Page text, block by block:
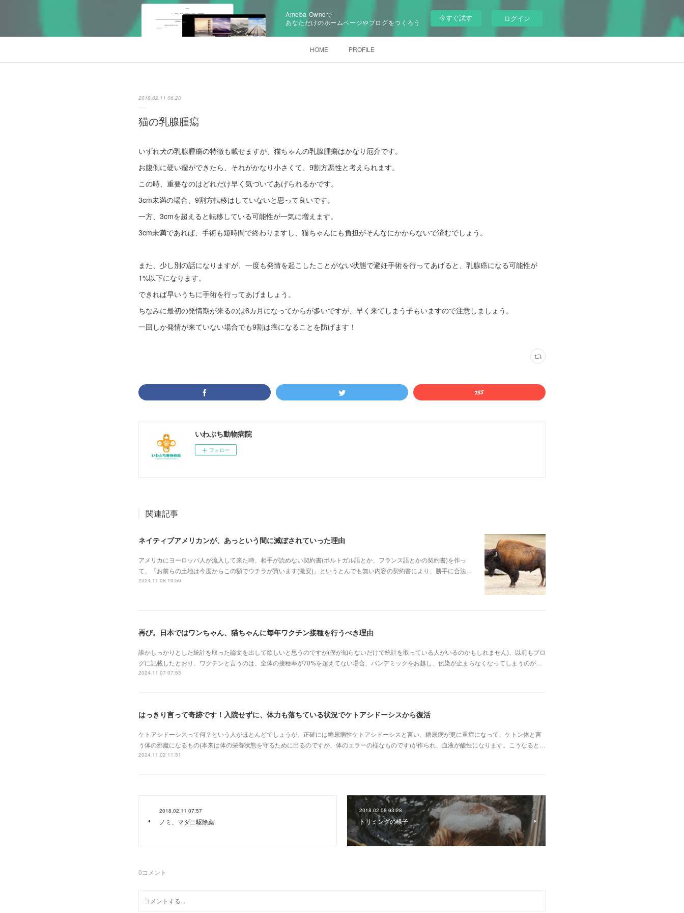
Ameba Owndで
あなただけのホームページやブログをつくろう
今すぐ試す ログイン
HOME PROFILE
2018.02.11 06:20
猫の乳腺腫瘍
いずれ犬の乳腺腫瘍の特徴も載せますが、猫ちゃんの乳腺腫瘍はかなり厄介です。
お腹側に硬い瘤ができたら、それがかなり小さくて、9割方悪性と考えられます。
この時、重要なのはどれだけ早く気づいてあげられるかです。
3cm未満の場合、9割方転移はしていないと思って良いです。
一方、3cmを超えると転移している可能性が一気に増えます。
3cm未満であれば、手術も短時間で終わりますし、猫ちゃんにも負担がそんなにかからないで済むでしょう。
また、少し別の話になりますが、一度も発情を起こしたことがない状態で避妊手術を行ってあげると、乳腺癌になる可能性が
1%以下になります。
できれば早いうちに手術を行ってあげましょう。
ちなみに最初の発情期が来るのは6カ月になってからが多いですが、早く来てしまう子もいますので注意しましょう。
一回しか発情が来ていない場合でも9割は癌になることを防げます！
いわぶち動物病院
フォロー
関連記事
ネイティブアメリカンが、あっという間に滅ぼされていった理由
アメリカにヨーロッパ人が流入して来た時、相手が読めない契約書(ポルトガル語とか、フランス語とかの契約書)を作っ
て、「お前らの土地は今度からこの額でウチラが買います(激安)」というとんでも無い内容の契約書により、勝手に合法…
2024.11.08 10:50
再び。日本ではワンちゃん、猫ちゃんに毎年ワクチン接種を行うべき理由
誰かしっかりとした統計を取った論文を出して欲しいと思うのですが(僕が知らないだけで統計を取っている人がいるのかもしれません)、以前もブロ
グに記載したとおり、ワクチンと言うのは、全体の接種率が70%を超えてない場合、パンデミックをお越し、伝染が止まらなくなってしまうのが…
2024.11.07 07:53
はっきり言って奇跡です！入院せずに、体力も落ちている状況でケトアシドーシスから復活
ケトアシドーシスって何？という人がほとんどでしょうが、正確には糖尿病性ケトアシドーシスと言い、糖尿病が更に重症になって、ケトン体と言
う体の邪魔になるもの(本来は体の栄養状態を守るために出るのですが、体のエラーの様なものです)が作られ、血液が酸性になります。こうなると…
2024.11.02 11:51
2018.02.11 07:57
ノミ、マダニ駆除薬
2018.02.08 03:28
トリミングの様子
0コメント